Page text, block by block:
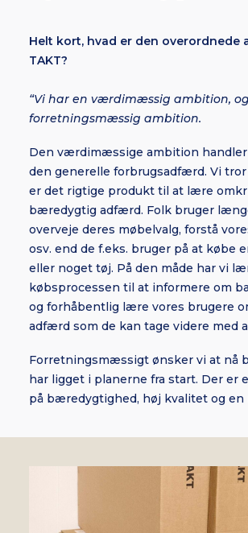
Helt kort, hvad er den overordnede
TAKT?
“Vi har en værdimæssig ambition,
forretningsmæssig ambition.
Den værdimæssige ambition handler
den generelle forbrugsadfærd. Vi
er det rigtige produkt til at lære
bæredygtig adfærd. Folk bruger
overveje deres møbelvalg, forstå
osv. end de f.eks. bruger på at købe
eller noget tøj. På den måde har vi
købsprocessen til at informere om
og forhåbentlig lære vores brugere
adfærd som de kan tage videre med
Forretningsmæssigt ønsker vi at nå
har ligget i planerne fra start. Der er
på bæredygtighed, høj kvalitet og en